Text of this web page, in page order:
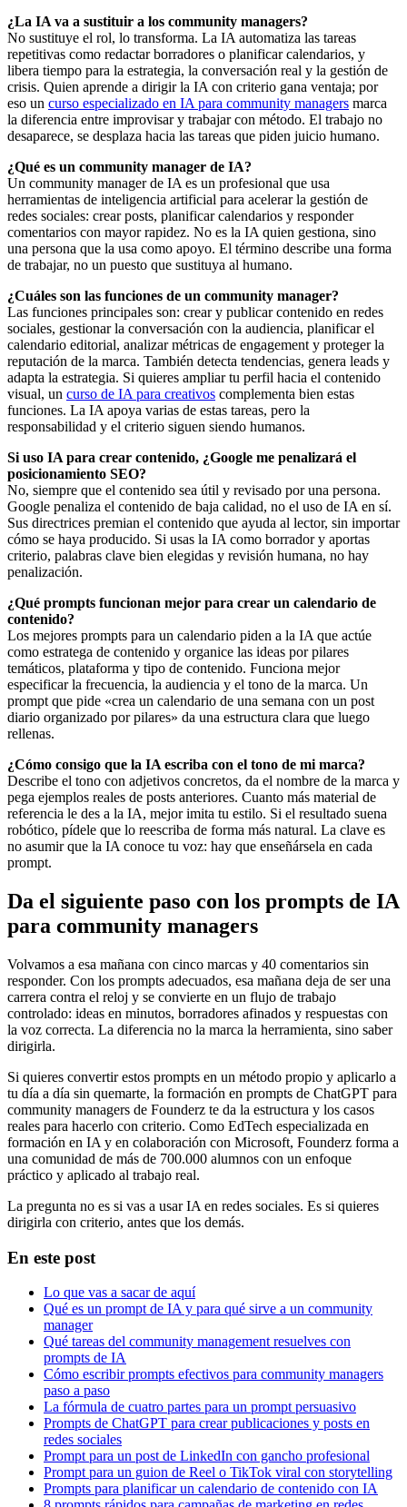
¿La IA va a sustituir a los community managers?
No sustituye el rol, lo transforma. La IA automatiza las tareas
repetitivas como redactar borradores o planificar calendarios, y
libera tiempo para la estrategia, la conversación real y la gestión de
crisis. Quien aprende a dirigir la IA con criterio gana ventaja; por
eso un curso especializado en IA para community managers marca
la diferencia entre improvisar y trabajar con método. El trabajo no
desaparece, se desplaza hacia las tareas que piden juicio humano.
¿Qué es un community manager de IA?
Un community manager de IA es un profesional que usa
herramientas de inteligencia artificial para acelerar la gestión de
redes sociales: crear posts, planificar calendarios y responder
comentarios con mayor rapidez. No es la IA quien gestiona, sino
una persona que la usa como apoyo. El término describe una forma
de trabajar, no un puesto que sustituya al humano.
¿Cuáles son las funciones de un community manager?
Las funciones principales son: crear y publicar contenido en redes
sociales, gestionar la conversación con la audiencia, planificar el
calendario editorial, analizar métricas de engagement y proteger la
reputación de la marca. También detecta tendencias, genera leads y
adapta la estrategia. Si quieres ampliar tu perfil hacia el contenido
visual, un curso de IA para creativos complementa bien estas
funciones. La IA apoya varias de estas tareas, pero la
responsabilidad y el criterio siguen siendo humanos.
Si uso IA para crear contenido, ¿Google me penalizará el
posicionamiento SEO?
No, siempre que el contenido sea útil y revisado por una persona.
Google penaliza el contenido de baja calidad, no el uso de IA en sí.
Sus directrices premian el contenido que ayuda al lector, sin importar
cómo se haya producido. Si usas la IA como borrador y aportas
criterio, palabras clave bien elegidas y revisión humana, no hay
penalización.
¿Qué prompts funcionan mejor para crear un calendario de
contenido?
Los mejores prompts para un calendario piden a la IA que actúe
como estratega de contenido y organice las ideas por pilares
temáticos, plataforma y tipo de contenido. Funciona mejor
especificar la frecuencia, la audiencia y el tono de la marca. Un
prompt que pide «crea un calendario de una semana con un post
diario organizado por pilares» da una estructura clara que luego
rellenas.
¿Cómo consigo que la IA escriba con el tono de mi marca?
Describe el tono con adjetivos concretos, da el nombre de la marca y
pega ejemplos reales de posts anteriores. Cuanto más material de
referencia le des a la IA, mejor imita tu estilo. Si el resultado suena
robótico, pídele que lo reescriba de forma más natural. La clave es
no asumir que la IA conoce tu voz: hay que enseñársela en cada
prompt.
Da el siguiente paso con los prompts de IA
para community managers
Volvamos a esa mañana con cinco marcas y 40 comentarios sin
responder. Con los prompts adecuados, esa mañana deja de ser una
carrera contra el reloj y se convierte en un flujo de trabajo
controlado: ideas en minutos, borradores afinados y respuestas con
la voz correcta. La diferencia no la marca la herramienta, sino saber
dirigirla.
Si quieres convertir estos prompts en un método propio y aplicarlo a
tu día a día sin quemarte, la formación en prompts de ChatGPT para
community managers de Founderz te da la estructura y los casos
reales para hacerlo con criterio. Como EdTech especializada en
formación en IA y en colaboración con Microsoft, Founderz forma a
una comunidad de más de 700.000 alumnos con un enfoque
práctico y aplicado al trabajo real.
La pregunta no es si vas a usar IA en redes sociales. Es si quieres
dirigirla con criterio, antes que los demás.
En este post
Lo que vas a sacar de aquí
Qué es un prompt de IA y para qué sirve a un community
manager
Qué tareas del community management resuelves con
prompts de IA
Cómo escribir prompts efectivos para community managers
paso a paso
La fórmula de cuatro partes para un prompt persuasivo
Prompts de ChatGPT para crear publicaciones y posts en
redes sociales
Prompt para un post de LinkedIn con gancho profesional
Prompt para un guion de Reel o TikTok viral con storytelling
Prompts para planificar un calendario de contenido con IA